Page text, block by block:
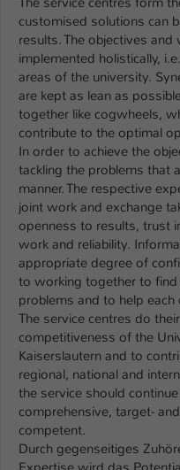
customised solutions can
results. The objectives
implemented holistically,
areas of the university.
are kept as lean as
together like cogwheels,
contribute to the optimal
In order to achieve the
tackling the problems that
manner. The respective
joint work and exchange
openness to results, trust
work and reliability.
appropriate degree of
to working together to
problems and to help each
The service centres do
competitiveness of the
Kaiserslautern and to
regional, national and
the service should
comprehensive, target-
competent.
Durch gegenseitiges